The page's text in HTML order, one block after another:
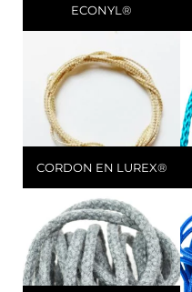
ECONYL®
CORDON EN LUREX®